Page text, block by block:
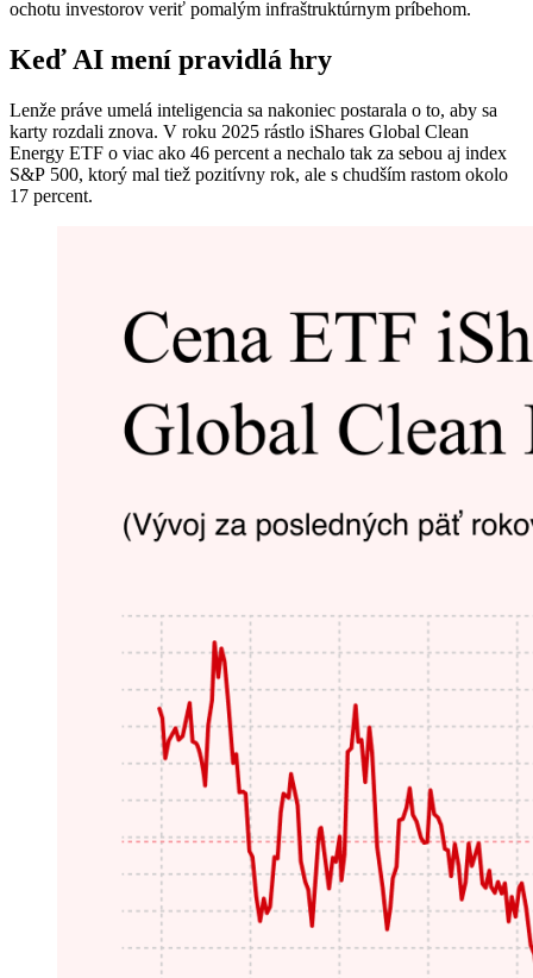
ochotu investorov veriť pomalým infraštruktúrnym príbehom.
Keď AI mení pravidlá hry
Lenže práve umelá inteligencia sa nakoniec postarala o to, aby sa
karty rozdali znova. V roku 2025 rástlo iShares Global Clean
Energy ETF o viac ako 46 percent a nechalo tak za sebou aj index
S&P 500, ktorý mal tiež pozitívny rok, ale s chudším rastom okolo
17 percent.